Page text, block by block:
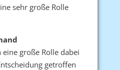
sehr große Rolle
große Rolle dabei
getroffen